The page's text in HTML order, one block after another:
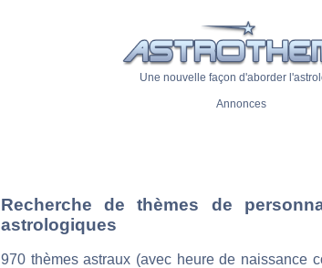
Une nouvelle façon d'aborder
Annonces
Recherche de thèmes de
astrologiques
970 thèmes astraux (avec heure de naissance